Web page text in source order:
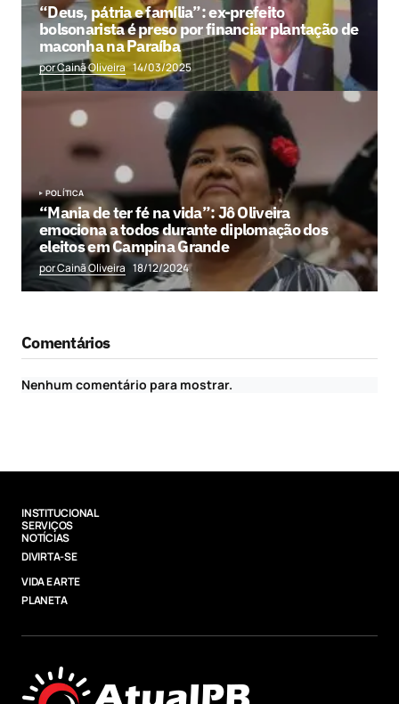
“Deus, pátria e família”: ex-prefeito
bolsonarista é preso por financiar plantação de
maconha na Paraíba
por Cainã Oliveira 14/03/2025
POLÍTICA
“Mania de ter fé na vida”: Jô Oliveira
emociona a todos durante diplomação dos
eleitos em Campina Grande
por Cainã Oliveira 18/12/2024
Comentários
Nenhum comentário para mostrar.
INSTITUCIONAL
SERVIÇOS
NOTÍCIAS
DIVIRTA-SE
VIDA E ARTE
PLANETA